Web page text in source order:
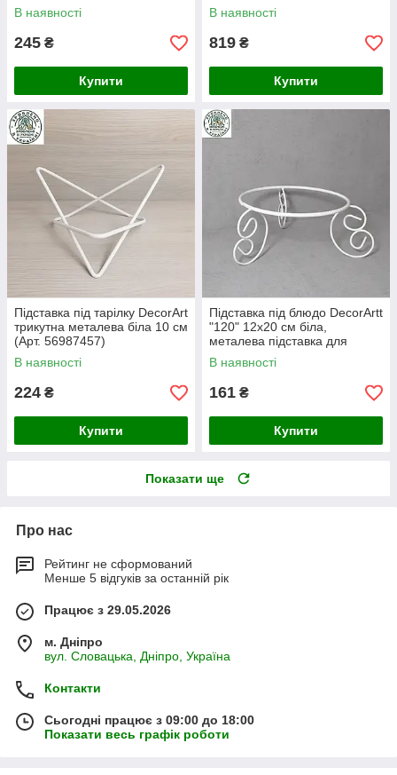
В наявності
245 ₴
Купити
В наявності
819 ₴
Купити
Підставка під тарілку DecorArt
трикутна металева біла 10 см
(Арт. 56987457)
В наявності
224 ₴
Купити
Підставка під блюдо DecorArtt
"120" 12x20 см біла,
металева підставка для
сервірування, декор столу
В наявності
161 ₴
Купити
Показати ще
Про нас
Рейтинг не сформований
Менше 5 відгуків за останній рік
Працює з 29.05.2026
м. Дніпро
вул. Словацька, Дніпро, Україна
Контакти
Сьогодні працює з 09:00 до 18:00
Показати весь графік роботи